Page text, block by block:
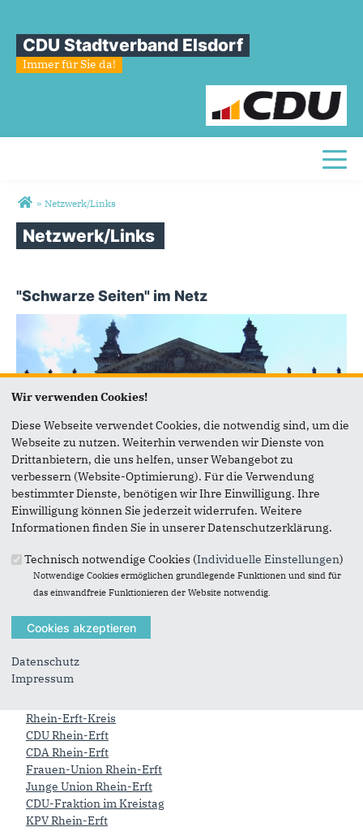
CDU Stadtverband Elsdorf
Immer für Sie da!
Sie sind hier
» Netzwerk/Links
Netzwerk/Links
"Schwarze Seiten" im Netz
Abgeordnete für Elsdorf:
www.romina-fuer-nrw.de (Romina Plonsker, MdL)
www.axel-voss-europa.de (MdEP des Europaparlaments)
www.georg-kippels.de (MdB des Wahlkreises 91)
Elsdorf:
Stadt Elsdorf
Rhein-Erft-Kreis:
Rhein-Erft-Kreis
CDU Rhein-Erft
CDA Rhein-Erft
Frauen-Union Rhein-Erft
Junge Union Rhein-Erft
CDU-Fraktion im Kreistag
KPV Rhein-Erft
Wir verwenden Cookies!
Diese Webseite verwendet Cookies, die notwendig sind, um die
Webseite zu nutzen. Weiterhin verwenden wir Dienste von
Drittanbietern, die uns helfen, unser Webangebot zu
verbessern (Website-Optimierung). Für die Verwendung
bestimmter Dienste, benötigen wir Ihre Einwilligung. Ihre
Einwilligung können Sie jederzeit widerrufen. Weitere
Informationen finden Sie in unserer Datenschutzerklärung.
Technisch notwendige Cookies (Individuelle Einstellungen)
Notwendige Cookies ermöglichen grundlegende Funktionen und sind für
das einwandfreie Funktionieren der Website notwendig.
Datenschutz
Impressum